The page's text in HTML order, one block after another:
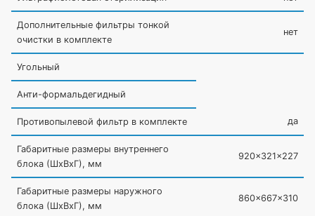
Дополнительные фильтры тонкой
очистки в комплекте
нет
Угольный
Анти-формальдегидный
Противопылевой фильтр в комплекте да
Габаритные размеры внутреннего
блока (ШxВxГ), мм
920x321x227
Габаритные размеры наружного
блока (ШxВxГ), мм
860x667x310